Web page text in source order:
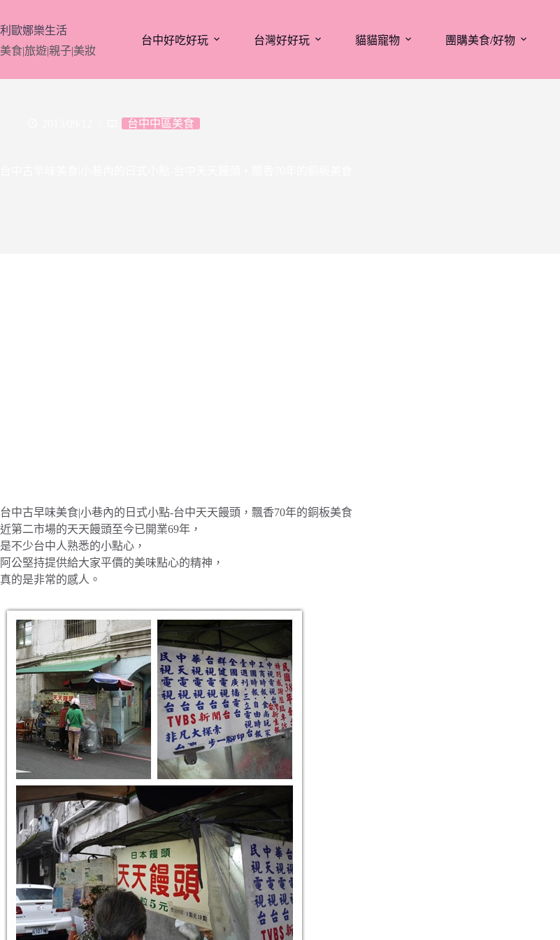
至
主
要
利歐娜樂生活
美食|旅遊|親子|美妝
台中好吃好玩 台灣好好玩 貓貓寵物 團購美食/好物
台中中區美食
台中古早味美食|小巷內的日式小點-台中天天饅頭，飄香70年的銅板美食
近第二市場的天天饅頭至今已開業69年，
是不少台中人熟悉的小點心，
阿公堅持提供給大家平價的美味點心的精神，
真的是非常的感人。